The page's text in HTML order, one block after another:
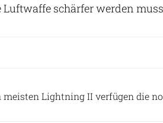
Luftwaffe schärfer werden
meisten Lightning II verfügen die